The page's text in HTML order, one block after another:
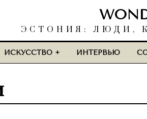
ЭСТОНИЯ: ЛЮДИ,
ИСКУССТВО ИНТЕРВЬЮ